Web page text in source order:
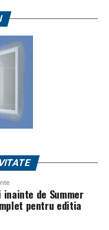
de Summer
pentru editia